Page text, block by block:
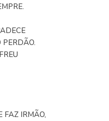
FAZ IRMÃO,